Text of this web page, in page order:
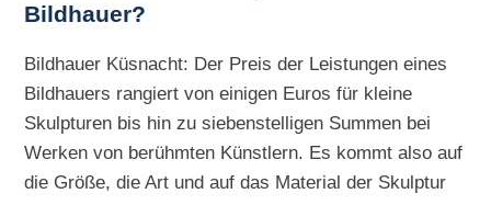
Bildhauer?
Bildhauer Küsnacht: Der Preis der Leistungen eines
Bildhauers rangiert von einigen Euros für kleine
Skulpturen bis hin zu siebenstelligen Summen bei
Werken von berühmten Künstlern. Es kommt also auf
die Größe, die Art und auf das Material der Skulptur